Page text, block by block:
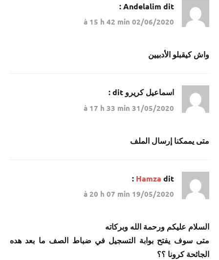
Andelalim dit :
02/06/2020 à 15 h 42 min
واش كيقبلو الأدبيين
اسماعيل كريرو dit :
31/05/2020 à 17 h 33 min
متى يممكنا إرسال الملف
Hamza dit :
19/05/2020 à 20 h 07 min
السلام عليكم ورحمة الله وبركاته
متى سوف يفتح بوابة التسجيل في ضباط الصف ما بعد هده
الجائحة كرونا ؟؟